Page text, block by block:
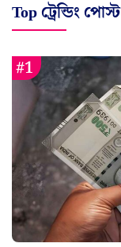
Top ট্রেন্ডিং পোস্ট